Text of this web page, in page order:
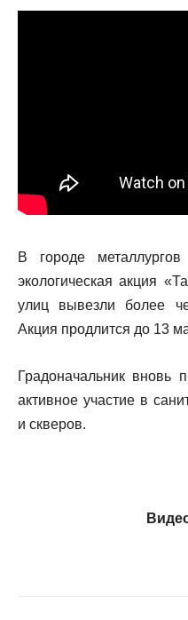
В городе металлургов
экологическая акция
улиц вывезли более
Акция продлится до 13
Градоначальник вновь
активное участие в
и скверов.